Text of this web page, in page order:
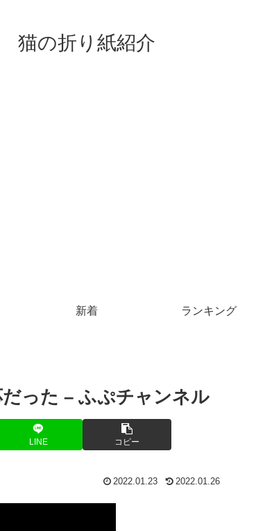
猫の折り紙紹介
新着 ランキング
った – ふぷチャンネル
LINE コピー
2022.01.23 2022.01.26